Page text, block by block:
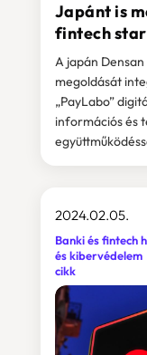
Japánt is
fintech
A japán
megoldását
„PayLabo”
információs és
2024.02.05.
Banki és fintech
és kibervédelem
cikk